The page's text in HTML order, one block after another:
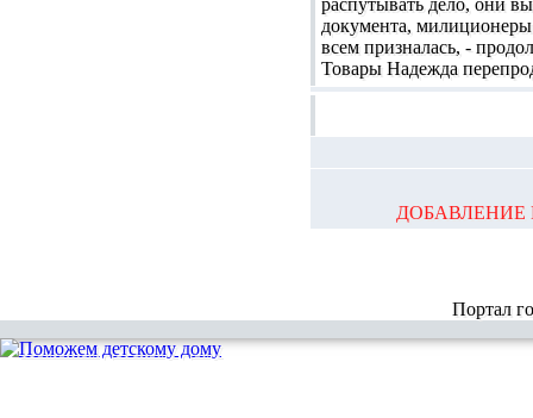
распутывать дело, они
документа, милиционеры
всем призналась, -
Товары Надежда
ДОБАВЛЕНИЕ
Портал